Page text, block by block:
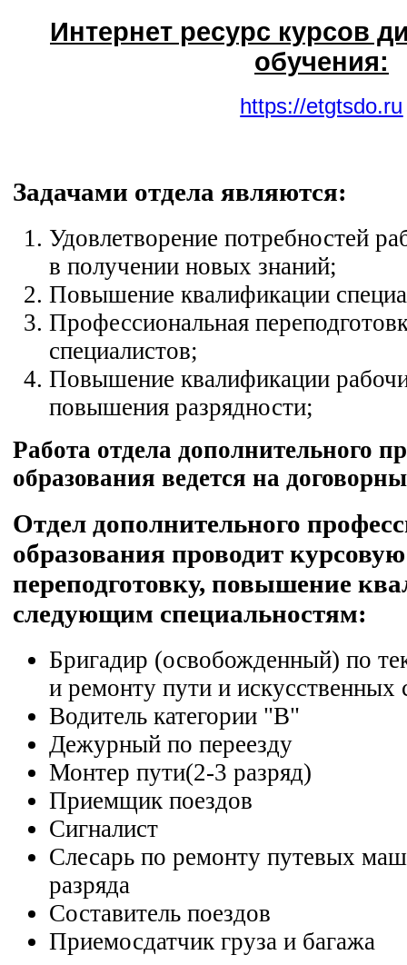
Интернет ресурс курсов
обучения:
https://etgtsdo.ru
Задачами отдела являются:
Удовлетворение потребностей
в получении новых знаний;
Повышение квалификации
Профессиональная
специалистов;
Повышение квалификации
повышения разрядности;
Работа отдела дополнительного
образования ведется на
Отдел дополнительного
образования проводит
переподготовку, повышение
следующим специальностям:
Бригадир (освобожденный) по
и ремонту пути и искусственных
Водитель категории "В"
Дежурный по переезду
Монтер пути(2-3 разряд)
Приемщик поездов
Сигналист
Слесарь по ремонту путевых
разряда
Составитель поездов
Приемосдатчик груза и багажа